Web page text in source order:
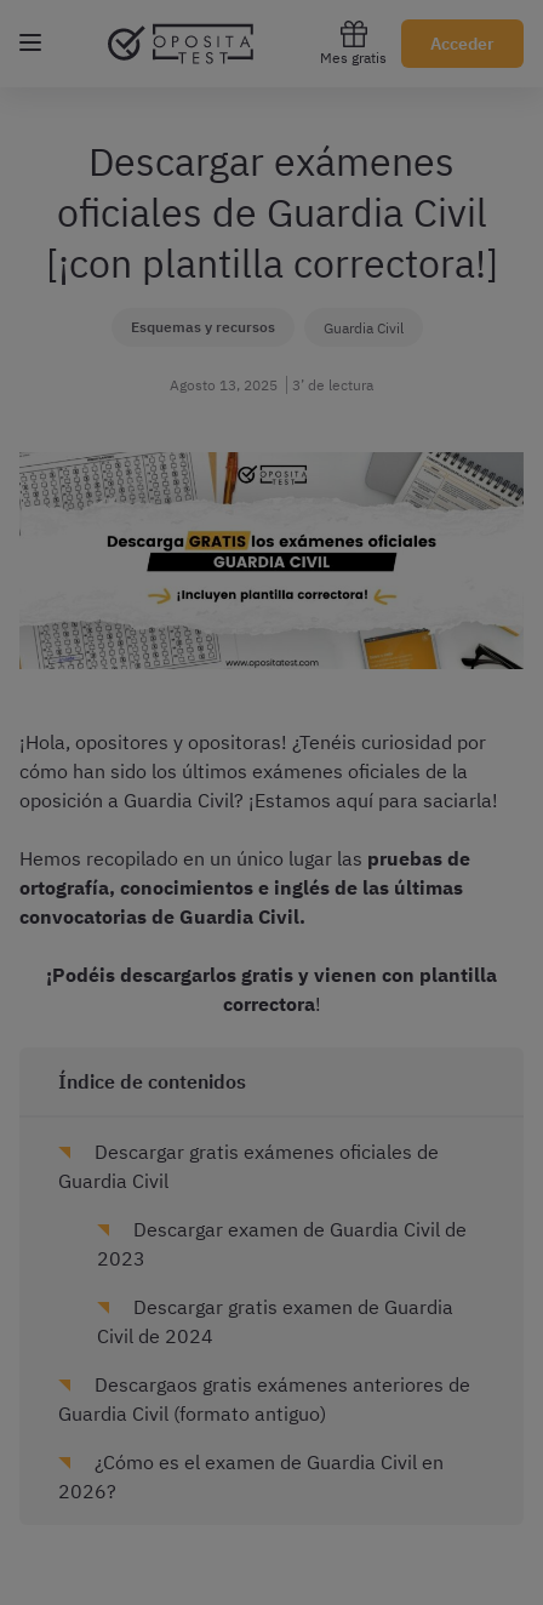
Mes gratis
Acceder
Regístrate gratis
Descargar exámenes
oficiales de Guardia Civil
[¡con plantilla correctora!]
Esquemas y recursos Guardia Civil
Agosto 13, 2025 3’ de lectura
¡Hola, opositores y opositoras! ¿Tenéis curiosidad por
cómo han sido los últimos exámenes oficiales de la
oposición a Guardia Civil? ¡Estamos aquí para saciarla!
Hemos recopilado en un único lugar las pruebas de
ortografía, conocimientos e inglés de las últimas
convocatorias de Guardia Civil.
¡Podéis descargarlos gratis y vienen con plantilla
correctora!
Índice de contenidos
Descargar gratis exámenes oficiales de
Guardia Civil
Descargar examen de Guardia Civil de
2023
Descargar gratis examen de Guardia
Civil de 2024
Descargaos gratis exámenes anteriores de
Guardia Civil (formato antiguo)
¿Cómo es el examen de Guardia Civil en
2026?